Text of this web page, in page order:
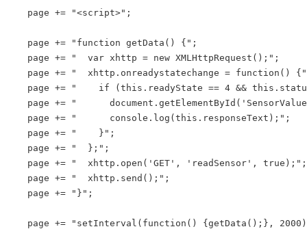
page += "<script>";
page += "function getData() {";
page += "  var xhttp = new XMLHttpRequest();";
page += "  xhttp.onreadystatechange = function()
page += "    if (this.readyState == 4 &&
page += "
page += "      console.log(this.responseText);";
page += "    }";
page += "  };";
page += "  xhttp.open('GET', 'readSensor', true);";
page += "  xhttp.send();";
page += "}";
page += "setInterval(function() {getData();},